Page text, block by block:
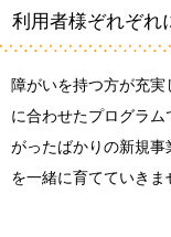
利用者様ぞれぞれ
障がいを持つ方が充
に合わせたプログラ
がったばかりの新規事
を一緒に育てていきま